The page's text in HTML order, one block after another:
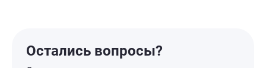
Остались вопросы?